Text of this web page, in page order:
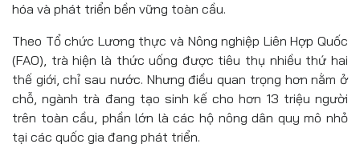
hóa và phát triển bền vững toàn cầu.
Theo Tổ chức Lương thực và Nông nghiệp Liên Hợp Quốc
(FAO), trà hiện là thức uống được tiêu thụ nhiều thứ hai
thế giới, chỉ sau nước. Nhưng điều quan trọng hơn nằm ở
chỗ, ngành trà đang tạo sinh kế cho hơn 13 triệu người
trên toàn cầu, phần lớn là các hộ nông dân quy mô nhỏ
tại các quốc gia đang phát triển.